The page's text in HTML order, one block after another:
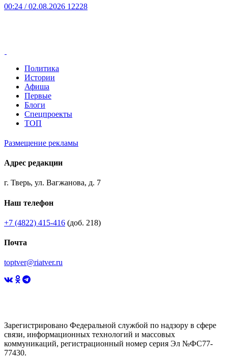
00:24 / 02.08.2026 12228
Политика
Истории
Афиша
Первые
Блоги
Спецпроекты
ТОП
Размещение рекламы
Адрес редакции
г. Тверь, ул. Вагжанова, д. 7
Наш телефон
+7 (4822) 415-416 (доб. 218)
Почта
toptver@riatver.ru
Зарегистрировано Федеральной службой по надзору в сфере
связи, информационных технологий и массовых
коммуникаций, регистрационный номер серия Эл №ФС77-
77430.